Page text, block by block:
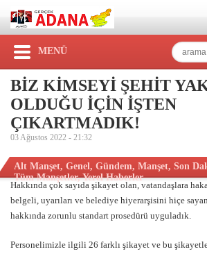
MENÜ
BİZ KİMSEYİ ŞEHİT
OLDUĞU İÇİN İŞTEN
ÇIKARTMADIK!
03 Ağustos 2022 - 21:32
Alt Manşet, Genel, Gündem, Manşet, Son
Tüm Manşetler,Yerel Haberler
Hakkında çok sayıda şikayet olan, vatandaşlara
belgeli, uyarıları ve belediye hiyerarşisini hiçe
hakkında zorunlu standart prosedürü uyguladık.
Personelimizle ilgili 26 farklı şikayet ve bu